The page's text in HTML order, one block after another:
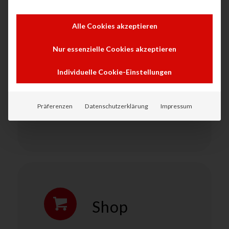
Anforderungen abgestimmt –
Plotter kaufen
Shop
Alle Cookies akzeptieren
Nur essenzielle Cookies akzeptieren
Individuelle Cookie-Einstellungen
Präferenzen Datenschutzerklärung Impressum